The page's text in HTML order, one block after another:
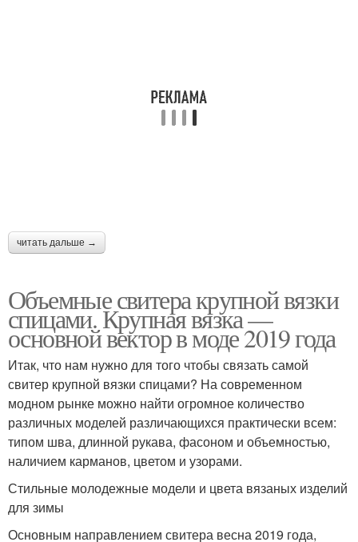
читать дальше →
Объемные свитера крупной вязки
спицами. Крупная вязка —
основной вектор в моде 2019 года
Итак, что нам нужно для того чтобы связать самой
свитер крупной вязки спицами? На современном
модном рынке можно найти огромное количество
различных моделей различающихся практически всем:
типом шва, длинной рукава, фасоном и объемностью,
наличием карманов, цветом и узорами.
Стильные молодежные модели и цвета вязаных изделий
для зимы
Основным направлением свитера весна 2019 года,